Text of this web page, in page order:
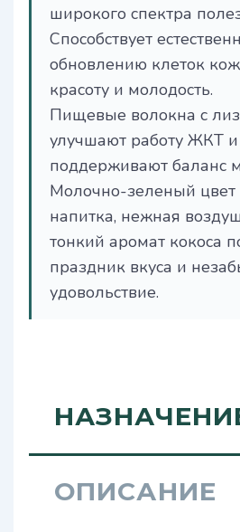
широкого спектра
Способствует
обновлению клеток
красоту и молодость.
Пищевые волокна с
улучшают работу ЖКТ и
поддерживают баланс
Молочно-зеленый цвет
напитка, нежная
тонкий аромат кокоса
праздник вкуса и
удовольствие.
ОПИСАНИЕ